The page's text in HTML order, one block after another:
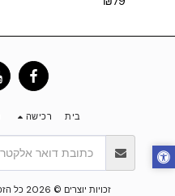
בית רכישה
זכויות יוצרים © 2026 כל הזכויות שמורות -